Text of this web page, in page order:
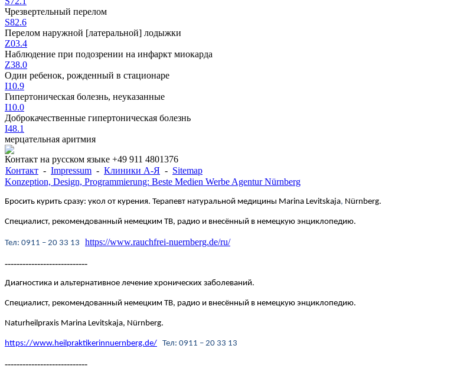
Чрезвертельный перелом
S82.6
Перелом наружной [латеральной] лодыжки
Z03.4
Наблюдение при подозрении на инфаркт миокарда
Z38.0
Один ребенок, рожденный в стационаре
I10.9
Гипертоническая болезнь, неуказанные
I10.0
Доброкачественные гипертоническая болезнь
I48.1
мерцательная аритмия
Контакт на русском языке +49 911 4801376
Контакт - Impressum - Клиники А-Я - Sitemap
Konzeption, Design, Programmierung: Beste Medien Werbe Agentur Nürnberg
Бросить курить сразу: укол от курения. Терапевт натуральной медицины Marina Levitskaja, Nürnberg.
Специалист, рекомендованный немецким ТВ, радио и внесённый в немецкую энциклопедию.
Teл: 0911 – 20 33 13 https://www.rauchfrei-nuernberg.de/ru/
----------------------------
Диагностика и альтернативное лечение хронических заболеваний.
Специалист, рекомендованный немецким ТВ, радио и внесённый в немецкую энциклопедию.
Naturheilpraxis Marina Levitskaja, Nürnberg.
https://www.heilpraktikerinnuernberg.de/ Teл: 0911 – 20 33 13
----------------------------